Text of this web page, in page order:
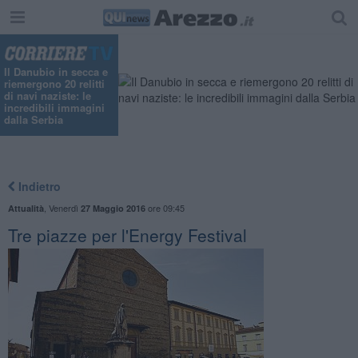
Il Danubio in secca e
riemergono 20 relitti
di navi naziste: le
incredibili immagini
dalla Serbia
Indietro
Attualità Venerdì 27 Maggio 2016ore 09:45
Tre piazze per l'Energy Festival